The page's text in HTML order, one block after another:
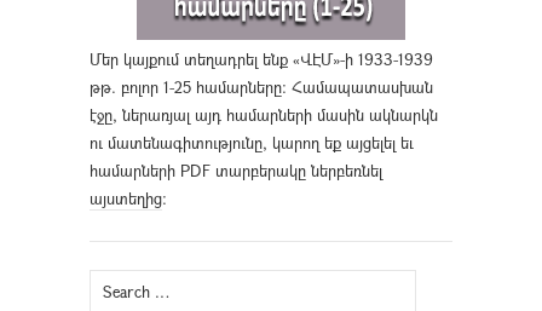
Մեր կայքում տեղադրել ենք «ՎԷՄ»-ի 1933-1939
թթ. բոլոր 1-25 համարները։ Համապատասխան
էջը, ներառյալ այդ համարների մասին ակնարկն
ու մատենագիտությունը, կարող եք այցելել եւ
համարների PDF տարբերակը ներբեռնել
այստեղից։
Search